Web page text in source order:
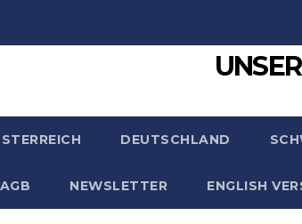
DEUTSCHLAND
AGB NEWSLETTER ENGLISH